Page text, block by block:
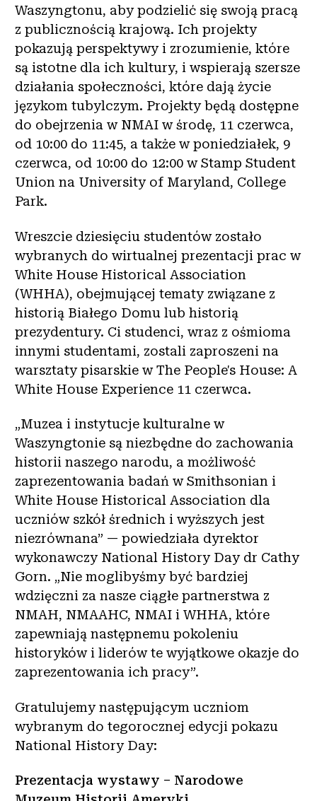
Waszyngtonu, aby podzielić się swoją pracą
z publicznością krajową. Ich projekty
pokazują perspektywy i zrozumienie, które
są istotne dla ich kultury, i wspierają szersze
działania społeczności, które dają życie
językom tubylczym. Projekty będą dostępne
do obejrzenia w NMAI w środę, 11 czerwca,
od 10:00 do 11:45, a także w poniedziałek, 9
czerwca, od 10:00 do 12:00 w Stamp Student
Union na University of Maryland, College
Park.
Wreszcie dziesięciu studentów zostało
wybranych do wirtualnej prezentacji prac w
White House Historical Association
(WHHA), obejmującej tematy związane z
historią Białego Domu lub historią
prezydentury. Ci studenci, wraz z ośmioma
innymi studentami, zostali zaproszeni na
warsztaty pisarskie w The People's House: A
White House Experience 11 czerwca.
„Muzea i instytucje kulturalne w
Waszyngtonie są niezbędne do zachowania
historii naszego narodu, a możliwość
zaprezentowania badań w Smithsonian i
White House Historical Association dla
uczniów szkół średnich i wyższych jest
niezrównana” — powiedziała dyrektor
wykonawczy National History Day dr Cathy
Gorn. „Nie moglibyśmy być bardziej
wdzięczni za nasze ciągłe partnerstwa z
NMAH, NMAAHC, NMAI i WHHA, które
zapewniają następnemu pokoleniu
historyków i liderów te wyjątkowe okazje do
zaprezentowania ich pracy”.
Gratulujemy następującym uczniom
wybranym do tegorocznej edycji pokazu
National History Day:
Prezentacja wystawy – Narodowe